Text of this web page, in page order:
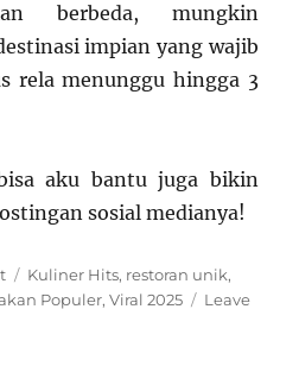
berbeda, mungkin
impian yang wajib
rela menunggu hingga 3
aku bantu juga bikin
sosial medianya!
Tags
Kuliner Hits, restoran unik,
Populer,Viral 2025
Leave